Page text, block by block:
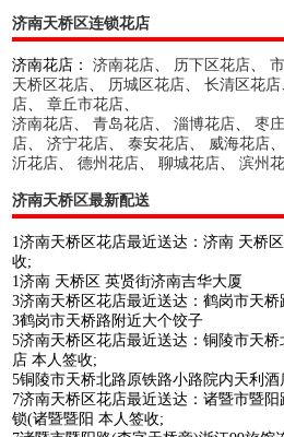
济南天桥区连锁花店
济南花店：济南花店、 历下区花店、
天桥区花店、 历城区花店、长清区花店
店、章丘市花店、
济南花店、青岛花店、淄博花店、枣
店、济宁花店、泰安花店、 威海花店、
沂花店、德州花店、聊城花店、滨州
济南天桥区最新配送
1济南天桥区花店最近送达：济南 天桥
收;
1济南 天桥区 英贤街济南吉华大厦
3济南天桥区花店最近送达：鹤岗市天
3鹤岗市天桥路附近大个饺子
5济南天桥区花店最近送达：铜陵市天
店 本人签收;
5铜陵市天桥北路原铁路小路院内天利酒
7济南天桥区花店最近送达：诸暨市暨
锁(诸暨暨阳 本人签收;